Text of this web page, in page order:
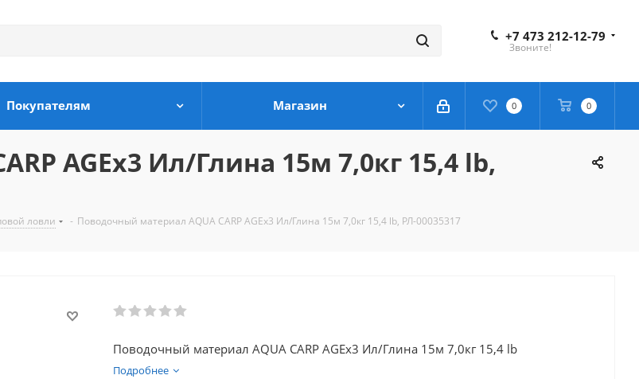
+7 473 212-12-79
Звоните!
0 0
Покупателям Магазин
AGEx3 Ил/Глина 15м 7,0кг 15,4 lb,
ловли - Поводочный материал AQUA CARP AGEx3 Ил/Глина 15м 7,0кг 15,4 lb, РЛ-00035317
Поводочный материал AQUA CARP AGEx3 Ил/Глина 15м 7,0кг 15,4 lb
Подробнее